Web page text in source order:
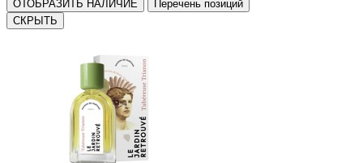
ОТОБРАЗИТЬ НАЛИЧИЕ
Перечень позиций
СКРЫТЬ